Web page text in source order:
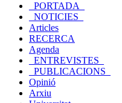
_PORTADA_
_NOTICIES_
Articles
RECERCA
Agenda
_ENTREVISTES_
_PUBLICACIONS_
Opinió
Arxiu